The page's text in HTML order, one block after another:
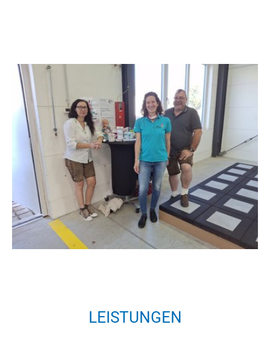
LEISTUNGEN